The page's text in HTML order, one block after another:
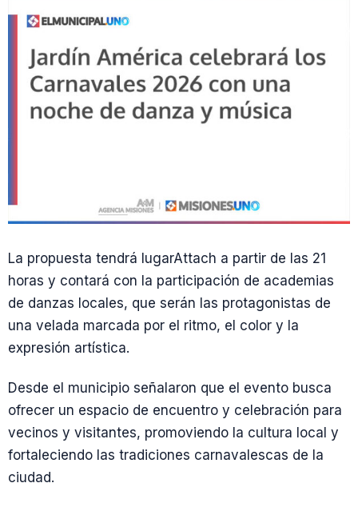
La propuesta tendrá lugarAttach a partir de las 21
horas y contará con la participación de academias
de danzas locales, que serán las protagonistas de
una velada marcada por el ritmo, el color y la
expresión artística.
Desde el municipio señalaron que el evento busca
ofrecer un espacio de encuentro y celebración para
vecinos y visitantes, promoviendo la cultura local y
fortaleciendo las tradiciones carnavalescas de la
ciudad.